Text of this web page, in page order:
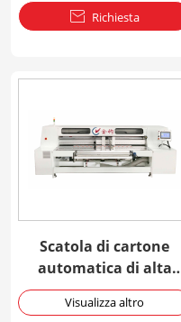
 Richiesta
Scatola di cartone
automatica di alta
precisione che forma
macchina
Visualizza altro